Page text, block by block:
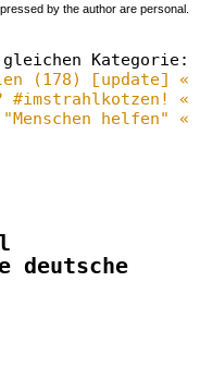
by the author are personal.
Kategorie:
(178) [update] «
#imstrahlkotzen! «
"Menschen helfen" «
deutsche